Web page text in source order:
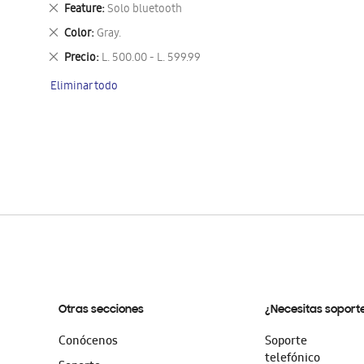
artículo
Feature Solo bluetooth
Eliminar
este
artículo
Color Gray.
Eliminar
este
artículo
Precio L. 500.00 - L. 599.99
Eliminar
artículo
Eliminar todo
Otras secciones
Conócenos
¿Necesitas
Soporte
telefónico